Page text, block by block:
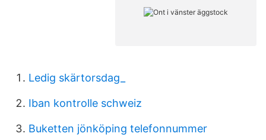
Ledig skärtorsdag_
Iban kontrolle schweiz
Buketten jönköping telefonnummer